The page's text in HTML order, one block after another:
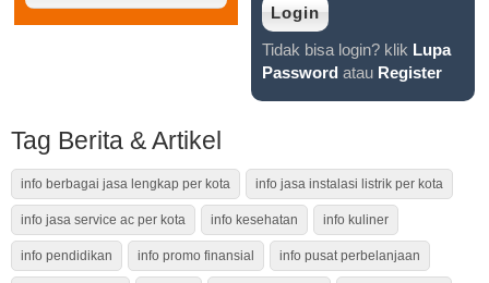
Tidak bisa login? klik Lupa
Password atau Register
Tag Berita & Artikel
info berbagai jasa lengkap per kota info jasa instalasi listrik per kota
info jasa service ac per kota info kesehatan info kuliner
info pendidikan info promo finansial info pusat perbelanjaan